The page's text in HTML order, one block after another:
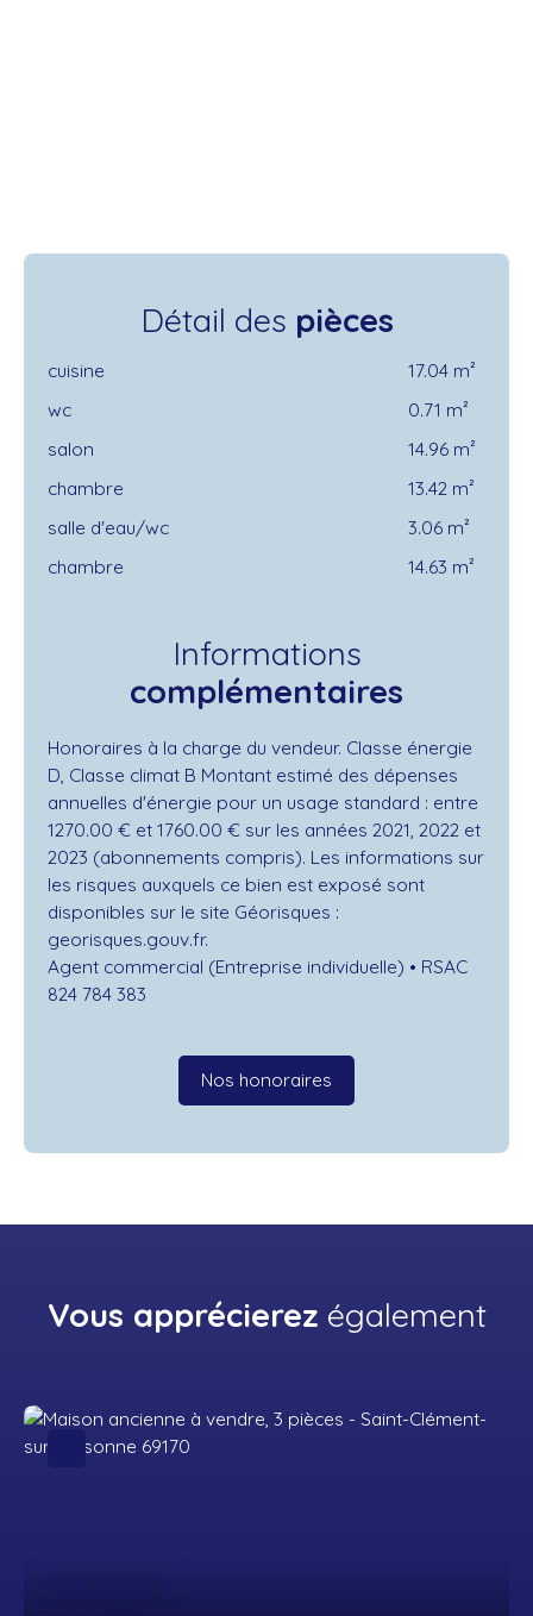
Détail des pièces
cuisine
17.04 m²
wc
0.71 m²
salon
14.96 m²
chambre
13.42 m²
salle d'eau/wc
3.06 m²
chambre
14.63 m²
Informations
complémentaires
Honoraires à la charge du vendeur. Classe énergie
D, Classe climat B Montant estimé des dépenses
annuelles d'énergie pour un usage standard : entre
1270.00 € et 1760.00 € sur les années 2021, 2022 et
2023 (abonnements compris). Les informations sur
les risques auxquels ce bien est exposé sont
disponibles sur le site Géorisques :
georisques.gouv.fr.
Agent commercial (Entreprise individuelle) • RSAC
824 784 383
Nos honoraires
Vous apprécierez également